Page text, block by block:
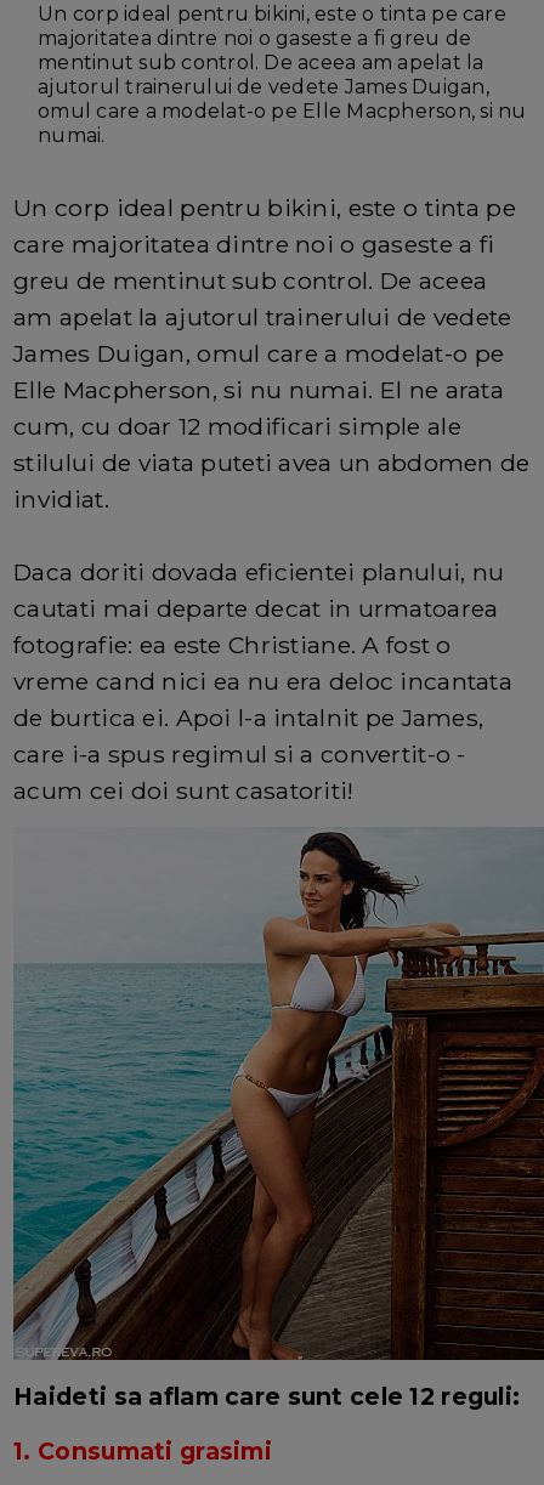
Un corp ideal pentru bikini, este o tinta pe care
majoritatea dintre noi o gaseste a fi greu de
mentinut sub control. De aceea am apelat la
ajutorul trainerului de vedete James Duigan,
omul care a modelat-o pe Elle Macpherson, si nu
numai.
Un corp ideal pentru bikini, este o tinta pe
care majoritatea dintre noi o gaseste a fi
greu de mentinut sub control. De aceea
am apelat la ajutorul trainerului de vedete
James Duigan, omul care a modelat-o pe
Elle Macpherson, si nu numai. El ne arata
cum, cu doar 12 modificari simple ale
stilului de viata puteti avea un abdomen de
invidiat.
Daca doriti dovada eficientei planului, nu
cautati mai departe decat in urmatoarea
fotografie: ea este Christiane. A fost o
vreme cand nici ea nu era deloc incantata
de burtica ei. Apoi l-a intalnit pe James,
care i-a spus regimul si a convertit-o -
acum cei doi sunt casatoriti!
Haideti sa aflam care sunt cele 12 reguli:
1. Consumati grasimi